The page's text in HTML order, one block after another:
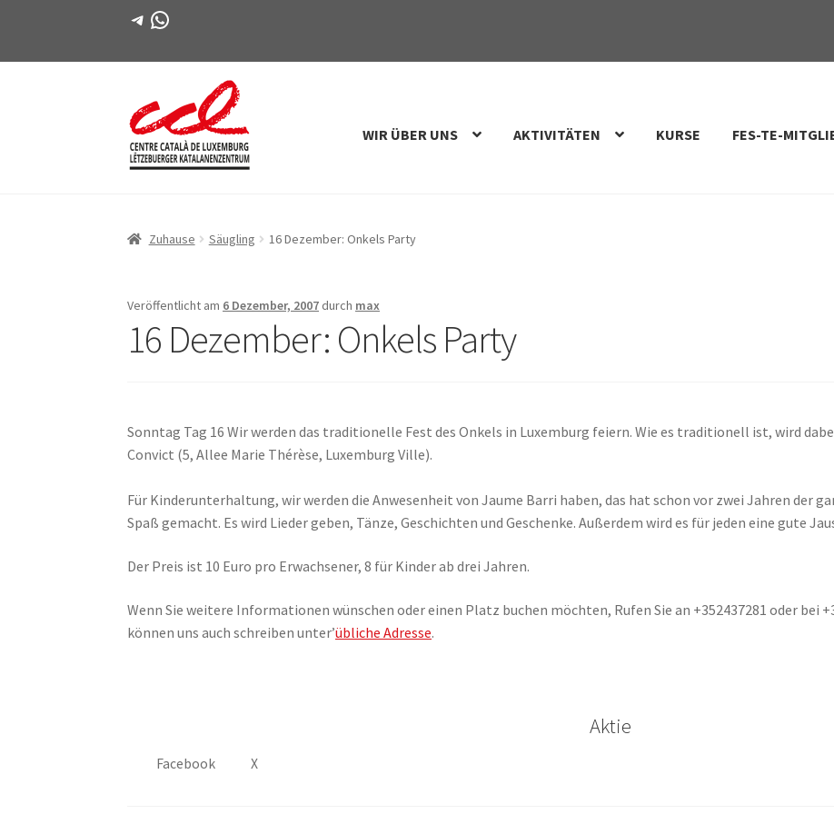
Telegramm
WhatsApp
Direkt
zur
Zum
Inhalt
WIR ÜBER UNS AKTIVITÄTEN KURSE FES-TE-
Zuhause Säugling 16 Dezember: Onkels Party
Veröffentlicht am 6 Dezember, 2007 durch max
16 Dezember: Onkels Party
Sonntag Tag 16 Wir werden das traditionelle Fest des Onkels in Luxemburg feiern. Wie es traditionell ist, wird
Convict (5, Allee Marie Thérèse, Luxemburg Ville).
Für Kinderunterhaltung, wir werden die Anwesenheit von Jaume Barri haben, das hat schon vor zwei Jahren der
Spaß gemacht. Es wird Lieder geben, Tänze, Geschichten und Geschenke. Außerdem wird es für jeden eine gute
Der Preis ist 10 Euro pro Erwachsener, 8 für Kinder ab drei Jahren.
Wenn Sie weitere Informationen wünschen oder einen Platz buchen möchten, Rufen Sie an +352437281 oder bei
können uns auch schreiben unter’übliche Adresse.
Aktie
Facebook X